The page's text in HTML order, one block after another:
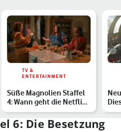
TV &
ENTERTAINMENT
Süße Magnolien Staffel
4: Wann geht die Netflix-
Soap endlich weit…
6: Die Besetzung